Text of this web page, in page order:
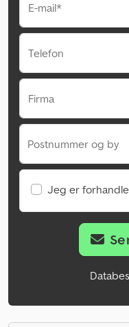
E-mail*
Telefon
Firma
Postnummer og by
Jeg er